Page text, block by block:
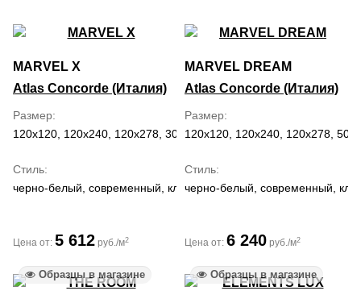
MARVEL X
Atlas Concorde (Италия)
Размер
120x120, 120x240, 120x278, 30x60, 60x120, 60x60, 75x150, 75x75
Стиль
черно-белый, современный, классический, средиземноморский
Цена от: 5 612 руб./м2
MARVEL DREAM
Atlas Concorde (Италия)
Размер
120x120, 120x240, 120x278,
Стиль
черно-белый, современный,
Цена от: 6 240 руб./м2
Образцы в магазине Образцы в магазине